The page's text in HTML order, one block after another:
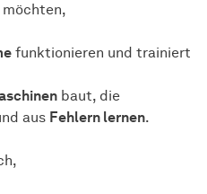
funktionieren und trainiert
baut, die
aus Fehlern lernen.